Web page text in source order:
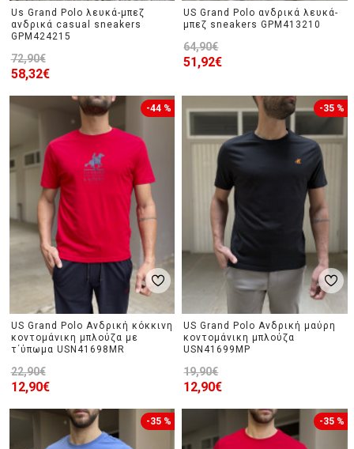
Us Grand Polo λευκά-μπεζ
ανδρικά casual sneakers
GPM424215
58,32€
72,90€
US Grand Polo ανδρικά λευκά-
μπεζ sneakers GPM413210
51,92€
64,90€
-44 %
US Grand Polo Ανδρική κόκκινη
κοντομάνικη μπλούζα με
τ΄ύπωμα USN41698MR
12,90€
22,90€
-35 %
US Grand Polo Ανδρική μαύρη
κοντομάνικη μπλούζα
USN41699MP
12,90€
19,90€
-35 % -35 %